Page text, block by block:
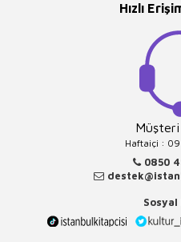
Hızlı
Haftaiçi :
0850
Sosyal